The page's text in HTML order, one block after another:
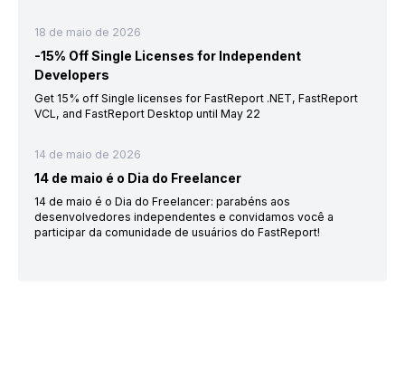
18 de maio de 2026
-15% Off Single Licenses for Independent
Developers
Get 15% off Single licenses for FastReport .NET, FastReport
VCL, and FastReport Desktop until May 22
14 de maio de 2026
14 de maio é o Dia do Freelancer
14 de maio é o Dia do Freelancer: parabéns aos
desenvolvedores independentes e convidamos você a
participar da comunidade de usuários do FastReport!